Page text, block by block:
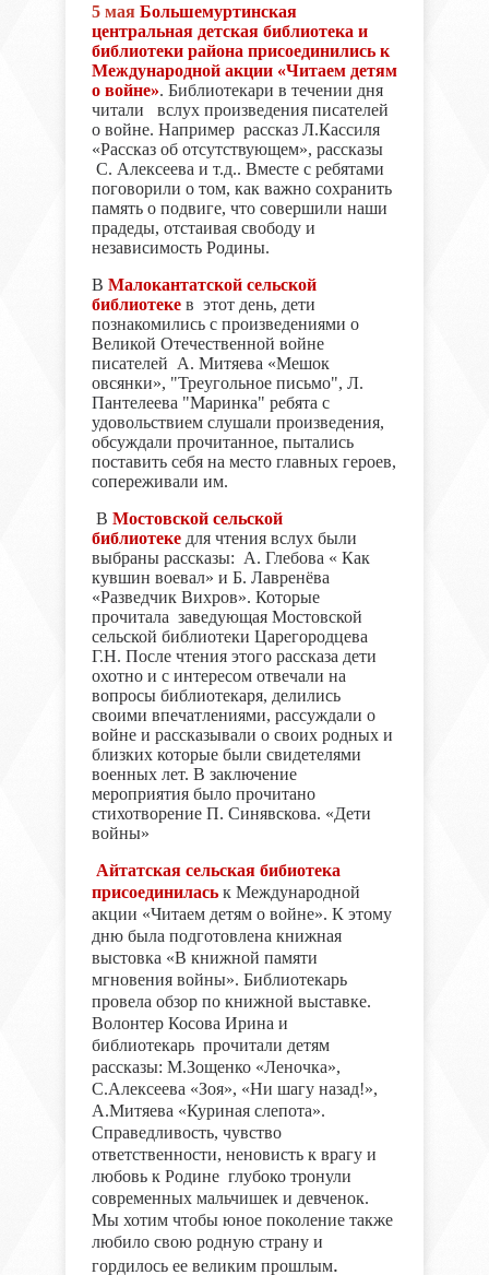
5 мая Большемуртинская
центральная детская библиотека и
библиотеки района присоединились к
Международной акции «Читаем детям
о войне». Библиотекари в течении дня
читали
вслух произведения писателей
о войне. Например рассказ Л.Кассиля
«Рассказ об отсутствующем», рассказы
С. Алексеева и т.д.. Вместе с ребятами
поговорили о том, как важно сохранить
память о подвиге, что совершили наши
прадеды, отстаивая свободу и
независимость Родины.
В Малокантатской сельской
библиотекев этот день, дети
познакомились с произведениями о
Великой Отечественной войне
писателей А. Митяева «Мешок
овсянки», "Треугольное письмо", Л.
Пантелеева "Маринка" ребята с
удовольствием слушали произведения,
обсуждали прочитанное, пытались
поставить себя на место главных героев,
сопереживали им.
В Мостовской сельской
библиотекедля чтения вслух были
выбраны рассказы: А. Глебова « Как
кувшин воевал» и Б. Лавренёва
«Разведчик Вихров». Которые
прочитала заведующая Мостовской
сельской библиотеки Царегородцева
Г.Н. После чтения этого рассказа дети
охотно и с интересом отвечали на
вопросы библиотекаря, делились
своими впечатлениями, рассуждали о
войне и рассказывали о своих родных и
близких которые были свидетелями
военных лет. В заключение
мероприятия было прочитано
стихотворение П. Синявскова. «Дети
войны»
Айтатская сельская бибиотека
присоединиласьк Международной
акции «Читаем детям о войне». К этому
дню была подготовлена книжная
выстовка «В книжной памяти
мгновения войны». Библиотекарь
провела обзор по книжной выставке.
Волонтер Косова Ирина и
библиотекарь прочитали детям
рассказы: М.Зощенко «Леночка»,
С.Алексеева «Зоя», «Ни шагу назад!»,
А.Митяева «Куриная слепота».
Справедливость, чувство
ответственности, неновисть к врагу и
любовь к Родине глубоко тронули
современных мальчишек и девченок.
Мы хотим чтобы юное поколение также
любило свою родную страну и
гордилось ее великим прошлым.